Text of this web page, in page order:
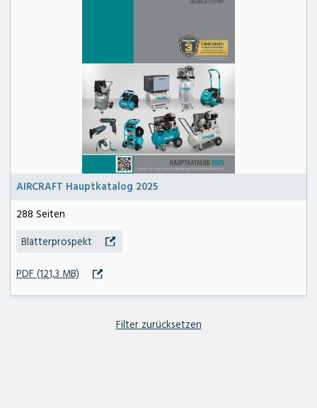
AIRCRAFT Hauptkatalog 2025
288 Seiten
Blätterprospekt
PDF (121,3 MB)
Filter zurücksetzen
zum Deterding Fachmarkt